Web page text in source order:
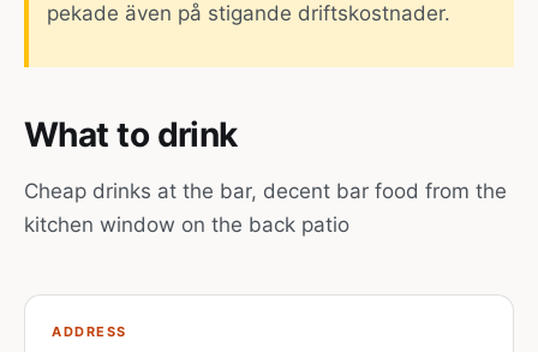
pekade även på stigande driftskostnader.
What to drink
Cheap drinks at the bar, decent bar food from the
kitchen window on the back patio
ADDRESS